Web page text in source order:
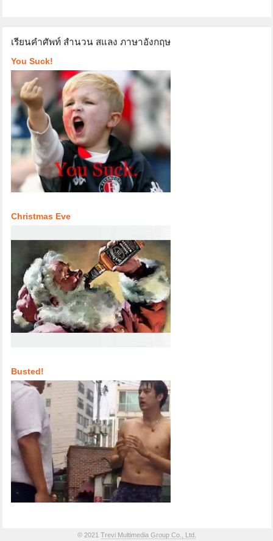
เรียนคำศัพท์ สำนวน สแลง ภาษาอังกฤษ
You Suck!
Christmas Eve
Busted!
© 2021 Trevi Multimedia Group Co., Ltd.